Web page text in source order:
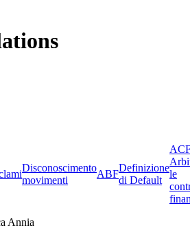
Disconoscimento
movimenti
ABF
Definizione
di Default
le